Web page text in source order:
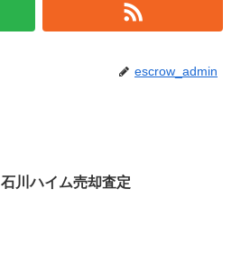
escrow_admin
石川ハイム売却査定